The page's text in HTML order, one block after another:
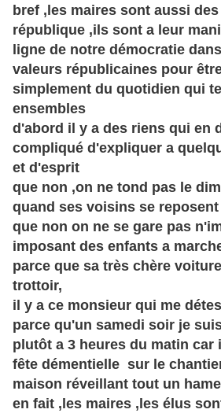
bref ,les maires sont aussi
république ,ils sont a leur
ligne de notre démocratie
valeurs républicaines pour
simplement du quotidien qui
ensembles
d'abord il y a des riens qui en
compliqué d'expliquer a
et d'esprit
que non ,on ne tond pas le
quand ses voisins se reposent
que non on ne se gare pas
imposant des enfants a
parce que sa très chère
trottoir,
il y a ce monsieur qui me
parce qu'un samedi soir je
plutôt a 3 heures du matin car
fête démentielle sur le
maison réveillant tout un
en fait ,les maires ,les élus